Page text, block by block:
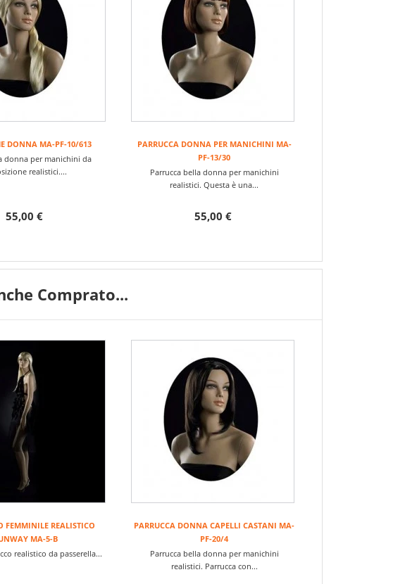
DONNA MA-PF-10/613
donna per manichini da
realistici....
55,00 €
PARRUCCA DONNA PER MANICHINI MA-
PF-13/30
Parrucca bella donna per manichini
realistici. Questa è una...
55,00 €
Comprato...
FEMMINILE REALISTICO
MA-5-B
realistico da passerella...
PARRUCCA DONNA CAPELLI CASTANI MA-
PF-20/4
Parrucca bella donna per manichini
realistici. Parrucca con...